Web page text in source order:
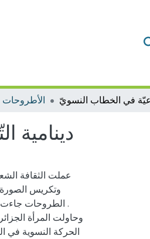
الأطروحات
دينامية
عملت الثقافة
وتكريس الصورة
الطروحات جاءت
وحاولت المرأة
الحركة النسوية